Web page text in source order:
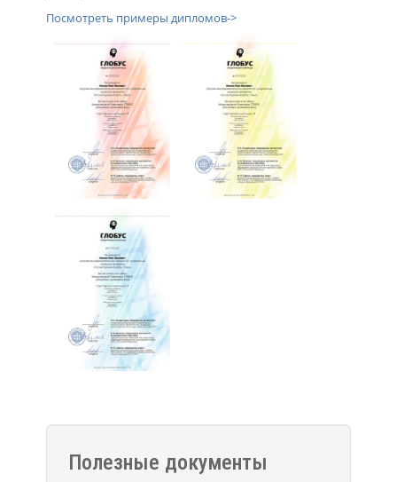
Посмотреть примеры дипломов->
Полезные документы